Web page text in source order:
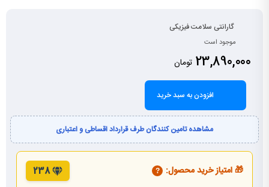
گارانتی سلامت فیزیکی
موجود است
23,890,000 تومان
افزودن به سبد خرید
مشاهده تامین کنندگان طرف قرارداد اقساطی و اعتباری
🎁 امتیاز خرید محصول: ?
238